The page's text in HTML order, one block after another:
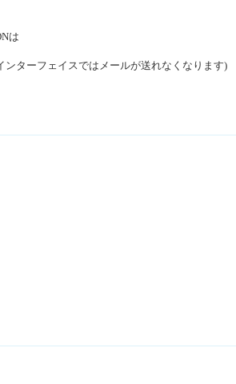
は
ターフェイスではメールが送れなくなります)